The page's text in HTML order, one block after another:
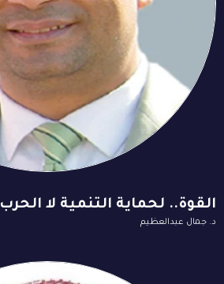
القوة.. لحماية التنمية لا الحرب
د. جمال عبدالعظيم